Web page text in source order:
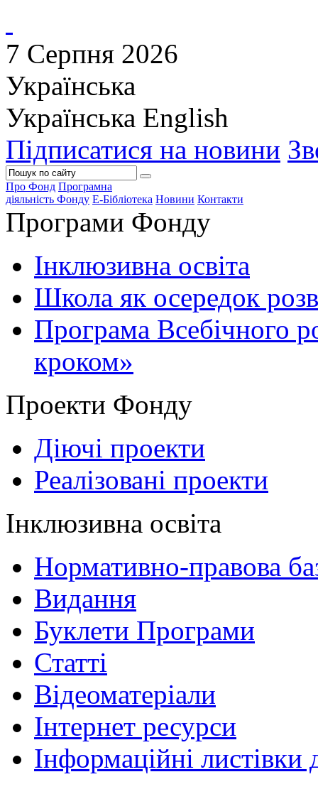
7 Серпня 2026
Українська
Українська English
Підписатися на новини
Про Фонд Програмна
діяльність Фонду Е-Бібліотека Новини Контакти
Програми Фонду
Інклюзивна освіта
Школа як осередок
Програма Всебічного
кроком»
Проекти Фонду
Діючі проекти
Реалізовані проекти
Інклюзивна освіта
Нормативно-правова
Видання
Буклети Програми
Статті
Відеоматеріали
Інтернет ресурси
Інформаційні листівки